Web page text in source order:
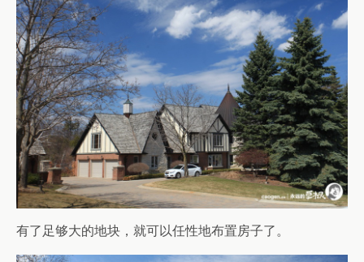
有了足够大的地块，就可以任性地布置房子了。